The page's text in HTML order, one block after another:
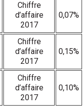
Chiffre
d’affaire
2017
0,07%
Chiffre
d’affaire
2017
0,15%
Chiffre
d’affaire
2017
0,10%